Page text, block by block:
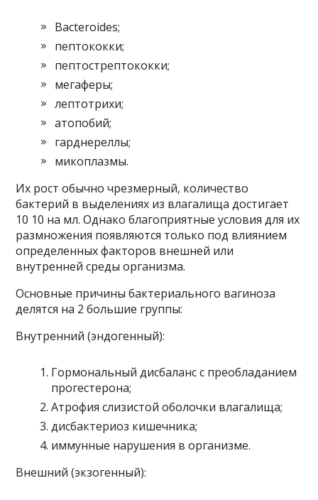
Bacteroides;
пептококки;
пептострептококки;
мегаферы;
лептотрихи;
атопобий;
гарднереллы;
микоплазмы.
Их рост обычно чрезмерный, количество
бактерий в выделениях из влагалища достигает
10 10 на мл. Однако благоприятные условия для их
размножения появляются только под влиянием
определенных факторов внешней или
внутренней среды организма.
Основные причины бактериального вагиноза
делятся на 2 большие группы:
Внутренний (эндогенный):
Гормональный дисбаланс с преобладанием
прогестерона;
Атрофия слизистой оболочки влагалища;
дисбактериоз кишечника;
иммунные нарушения в организме.
Внешний (экзогенный):